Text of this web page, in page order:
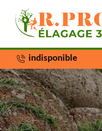
indisponible